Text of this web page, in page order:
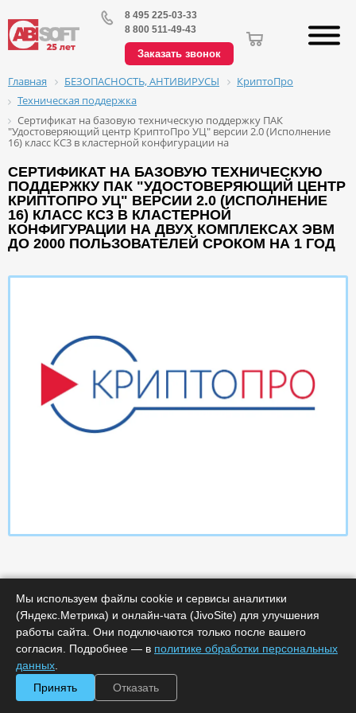
8 495 225-03-33
8 800 511-49-43
Заказать звонок
Главная БЕЗОПАСНОСТЬ, АНТИВИРУСЫ
КриптоПро
Техническая поддержка
Сертификат на базовую техническую поддержку ПАК
"Удостоверяющий центр КриптоПро УЦ" версии 2.0 (Исполнение
16) класс КС3 в кластерной конфигурации на
СЕРТИФИКАТ НА БАЗОВУЮ ТЕХНИЧЕСКУЮ
ПОДДЕРЖКУ ПАК "УДОСТОВЕРЯЮЩИЙ ЦЕНТР
КРИПТОПРО УЦ" ВЕРСИИ 2.0 (ИСПОЛНЕНИЕ
16) КЛАСС КС3 В КЛАСТЕРНОЙ
КОНФИГУРАЦИИ НА ДВУХ КОМПЛЕКСАХ ЭВМ
ДО 2000 ПОЛЬЗОВАТЕЛЕЙ СРОКОМ НА 1 ГОД
Характеристики
Срок поставки, дней :
Минимальное количество лицензий :
Мы используем файлы cookie и сервисы аналитики
(Яндекс.Метрика) и онлайн-чата (JivoSite) для улучшения
работы сайта. Они подключаются только после вашего
согласия. Подробнее — в политике обработки персональных
данных
Принять
Отказать